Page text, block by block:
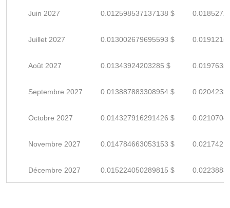
Juin 2027 0.012598537137138 $
Juillet 2027 0.013002679695593 $
Août 2027 0.01343924203285 $
Septembre 2027 0.013887883308954 $
Octobre 2027 0.014327916291426 $
Novembre 2027 0.014784663053153 $
Décembre 2027 0.015224050289815 $